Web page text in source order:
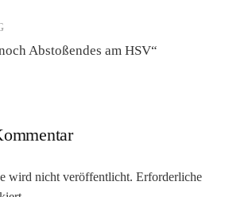
Abstoßendes am HSV“
wird nicht veröffentlicht. Erforderliche